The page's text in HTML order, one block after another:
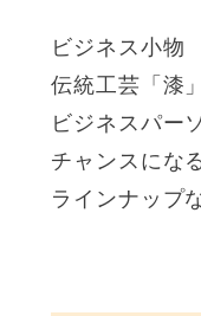
ビジネス小物
伝統工芸「漆
ビジネスパー
チャンスにな
ラインナップ